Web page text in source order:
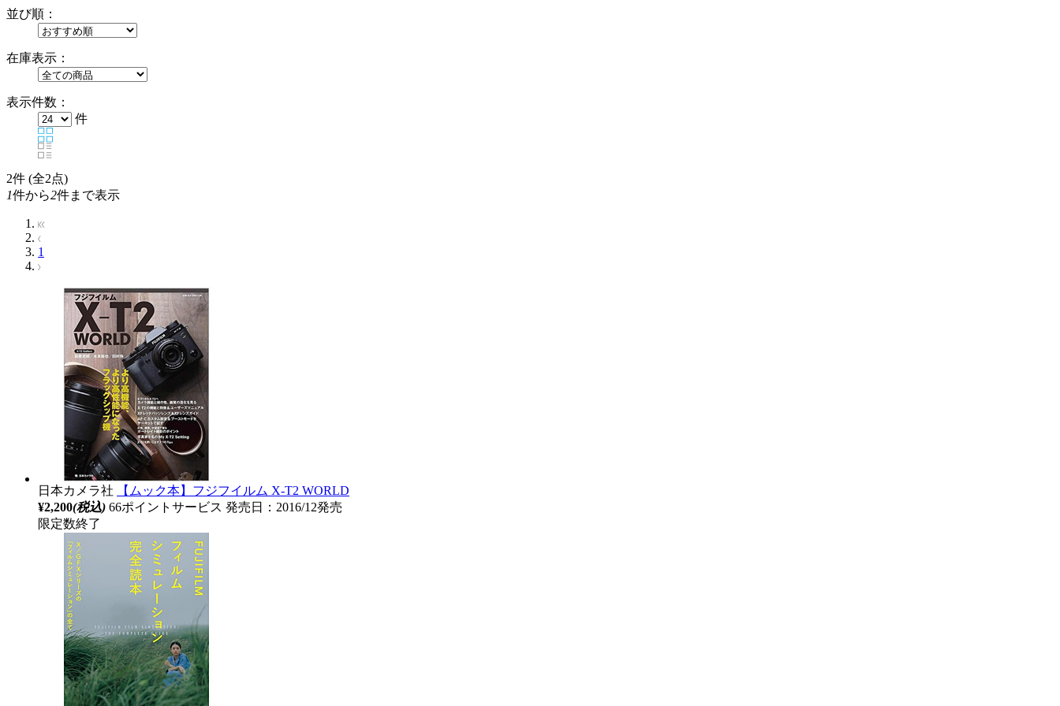
並び順：
在庫表示：
表示件数：
件
2件 (全2点)
1件から2件まで表示
1
日本カメラ社
【ムック本】フジフイルム X-T2 WORLD
¥2,200(税込) 66ポイントサービス 発売日：2016/12発売
限定数終了